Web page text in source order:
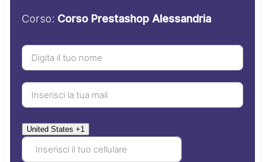
Corso: Corso Prestashop Alessandria
United States +1